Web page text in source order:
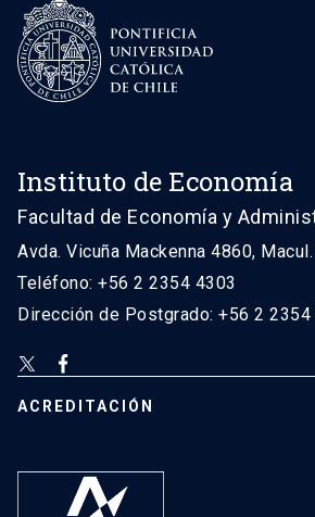
Instituto de Economía
Facultad de Economía y
Avda. Vicuña Mackenna 4860,
Teléfono: +56 2 2354 4303
Dirección de Postgrado: +56 2 2354
ACREDITACIÓN